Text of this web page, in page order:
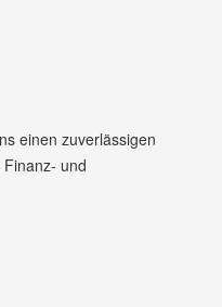
einen zuverlässigen
und